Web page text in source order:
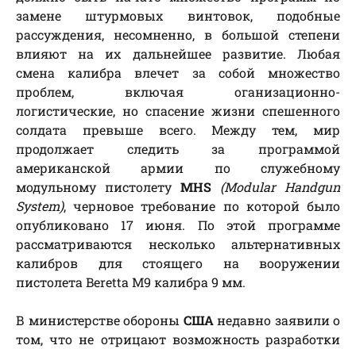
замене штурмовых винтовок, подобные
рассуждения, несомненно, в большой степени
влияют на их дальнейшее развитие. Любая
смена калибра влечет за собой множество
проблем, включая оганизационно-
логистические, но спасение жизни спешенного
солдата превыше всего. Между тем, мир
продолжает следить за программой
американской армии по служебному
модульному пистолету MHS (Modular Handgun
System), черновое требование по которой было
опубликовано 17 июня. По этой программе
рассматриваются несколько альтернативных
калибров для стоящего на вооружении
пистолета Beretta M9 калибра 9 мм.
В министерстве обороны СШАнедавно заявили о
том, что не отрицают возможность разработки